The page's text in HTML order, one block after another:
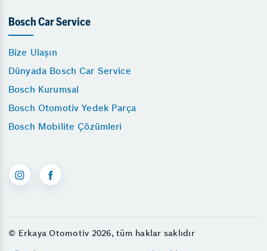
Bosch Car Service
Bize Ulaşın
Dünyada Bosch Car Service
Bosch Kurumsal
Bosch Otomotiv Yedek Parça
Bosch Mobilite Çözümleri
© Erkaya Otomotiv 2026, tüm haklar saklıdır